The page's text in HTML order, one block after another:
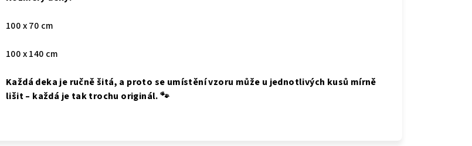
100 x 70 cm
100 x 140 cm
Každá deka je ručně šitá, a proto se umístění vzoru může u jednotlivých kusů mírně
lišit – každá je tak trochu originál. 🐾